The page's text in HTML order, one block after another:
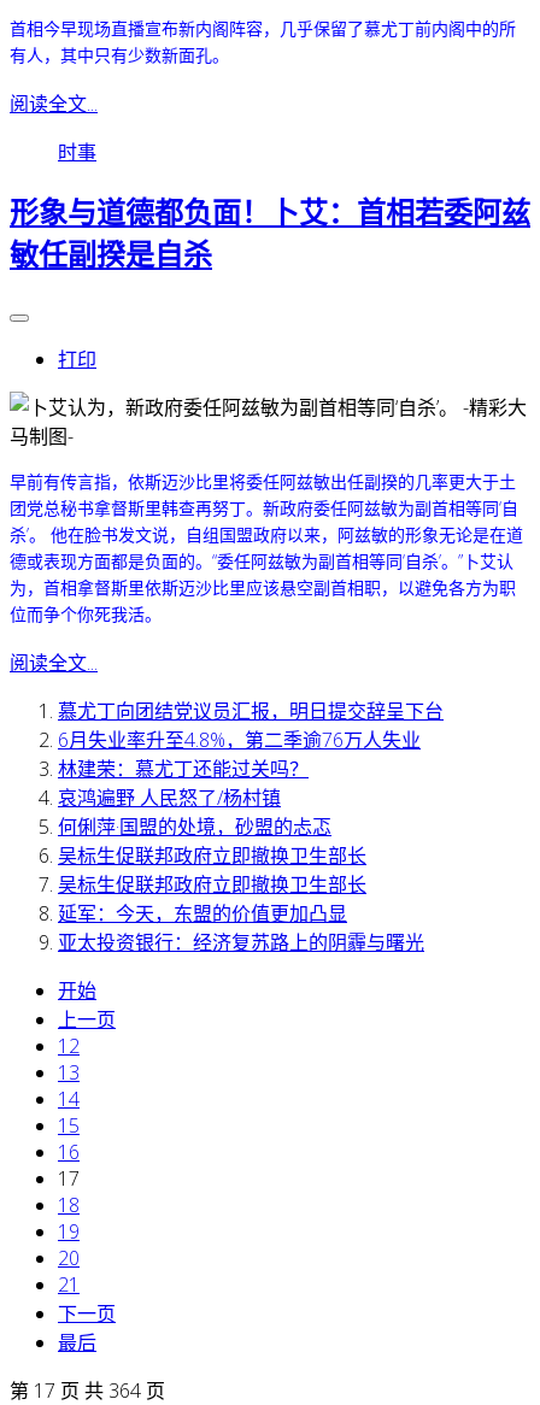
首相今早现场直播宣布新内阁阵容，几乎保留了慕尤丁前内阁中的所
有人，其中只有少数新面孔。
阅读全文...
时事
形象与道德都负面！卜艾：首相若委阿兹
敏任副揆是自杀
打印
早前有传言指，依斯迈沙比里将委任阿兹敏出任副揆的几率更大于土
团党总秘书拿督斯里韩查再努丁。 新政府委任阿兹敏为副首相等同‘自
杀’。 他在脸书发文说，自组国盟政府以来，阿兹敏的形象无论是在道
德或表现方面都是负面的。“委任阿兹敏为副首相等同‘自杀’。”卜艾认
为，首相拿督斯里依斯迈沙比里应该悬空副首相职，以避免各方为职
位而争个你死我活。
阅读全文...
慕尤丁向团结党议员汇报，明日提交辞呈下台
6月失业率升至4.8%，第二季逾76万人失业
林建荣：慕尤丁还能过关吗？
哀鸿遍野 人民怒了/杨村镇
何俐萍·国盟的处境，砂盟的忐忑
吴标生促联邦政府立即撤换卫生部长
吴标生促联邦政府立即撤换卫生部长
延军：今天，东盟的价值更加凸显
亚太投资银行：经济复苏路上的阴霾与曙光
开始
上一页
12
13
14
15
16
17
18
19
20
21
下一页
最后
第 17 页 共 364 页